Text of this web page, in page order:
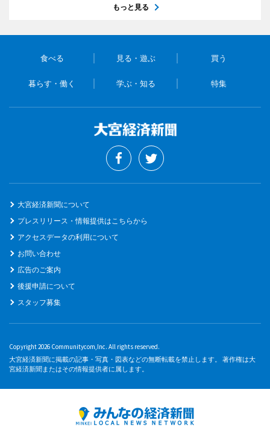
もっと見る
食べる 見る・遊ぶ 買う
暮らす・働く 学ぶ・知る 特集
大宮経済新聞について
プレスリリース・情報提供はこちらから
アクセスデータの利用について
お問い合わせ
広告のご案内
後援申請について
スタッフ募集
Copyright 2026 Communitycom,Inc. All rights reserved.
大宮経済新聞に掲載の記事・写真・図表などの無断転載を禁止します。 著作権は大
宮経済新聞またはその情報提供者に属します。